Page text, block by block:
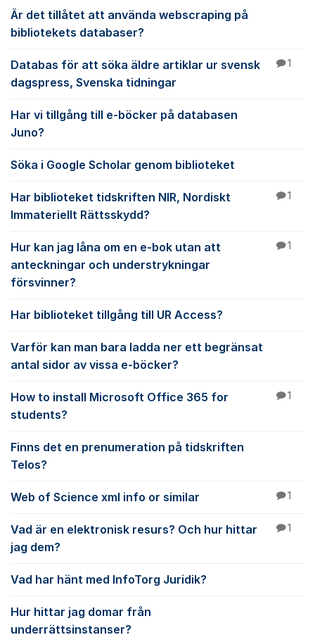
Är det tillåtet att använda webscraping på
bibliotekets databaser?
Databas för att söka äldre artiklar ur svensk
dagspress, Svenska tidningar
1
Har vi tillgång till e-böcker på databasen
Juno?
Söka i Google Scholar genom biblioteket
Har biblioteket tidskriften NIR, Nordiskt
Immateriellt Rättsskydd?
1
Hur kan jag låna om en e-bok utan att
anteckningar och understrykningar
försvinner?
1
Har biblioteket tillgång till UR Access?
Varför kan man bara ladda ner ett begränsat
antal sidor av vissa e-böcker?
How to install Microsoft Office 365 for
students?
1
Finns det en prenumeration på tidskriften
Telos?
Web of Science xml info or similar 1
Vad är en elektronisk resurs? Och hur hittar
jag dem?
1
Vad har hänt med InfoTorg Juridik?
Hur hittar jag domar från
underrättsinstanser?